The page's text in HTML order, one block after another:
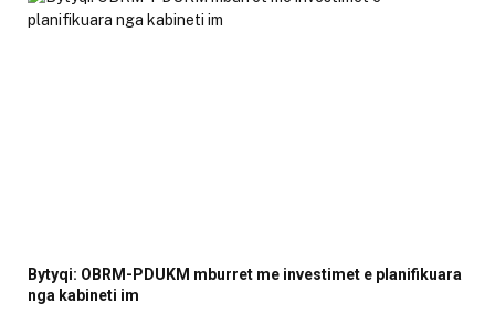
Bytyqi: OBRM-PDUKM mburret me investimet e planifikuara
nga kabineti im